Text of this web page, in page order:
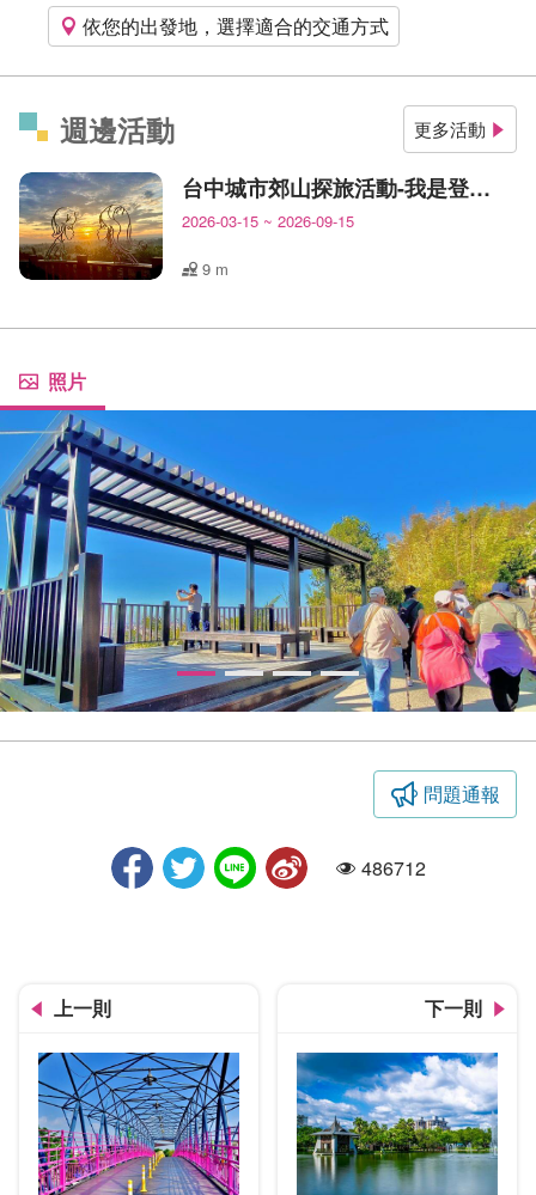
依您的出發地，選擇適合的交通方式
週邊活動 更多活動
台中城市郊山探旅活動-我是登山王
2026-03-15 ~ 2026-09-15
9 m
照片
問題通報
人氣486712
上一則 下一則